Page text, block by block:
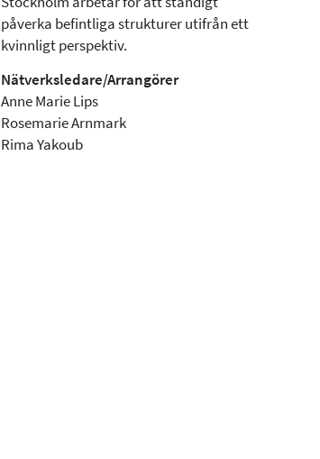
påverka befintliga strukturer utifrån ett
kvinnligt perspektiv.
Nätverksledare/Arrangörer
Anne Marie Lips
Rosemarie Arnmark
Rima Yakoub